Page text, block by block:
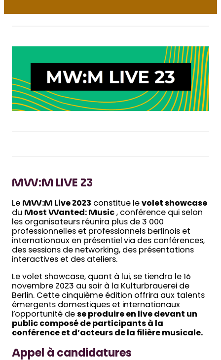
MW:M LIVE 23
Le MW:M Live 2023 constitue le volet showcase
du Most Wanted: Music , conférence qui selon
les organisateurs réunira plus de 3 000
professionnelles et professionnels berlinois et
internationaux en présentiel via des conférences,
des sessions de networking, des présentations
interactives et des ateliers.
Le volet showcase, quant à lui, se tiendra le 16
novembre 2023 au soir à la Kulturbrauerei de
Berlin. Cette cinquième édition offrira aux talents
émergents domestiques et internationaux
l’opportunité de se produire en live devant un
public composé de participants à la
conférence et d’acteurs de la filière musicale.
Appel à candidatures